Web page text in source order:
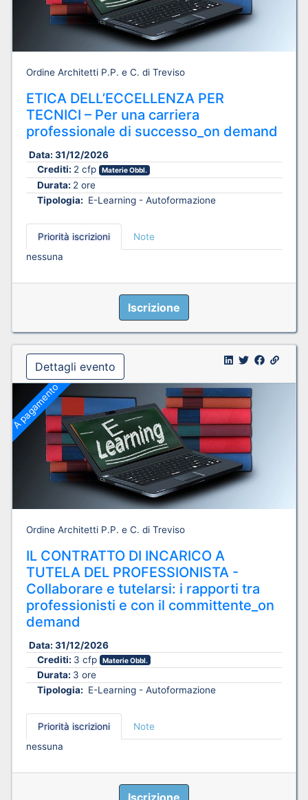
Ordine Architetti P.P. e C. di Treviso
ETICA DELL’ECCELLENZA PER
TECNICI – Per una carriera
professionale di successo_on demand
Data: 31/12/2026
Crediti: 2 cfp Materie Obbl.
Durata: 2 ore
Tipologia: E-Learning - Autoformazione
Priorità iscrizioni
Note
nessuna
Iscrizione
Dettagli evento
A pagamento
Ordine Architetti P.P. e C. di Treviso
IL CONTRATTO DI INCARICO A
TUTELA DEL PROFESSIONISTA -
Collaborare e tutelarsi: i rapporti tra
professionisti e con il committente_on
demand
Data: 31/12/2026
Crediti: 3 cfp Materie Obbl.
Durata: 3 ore
Tipologia: E-Learning - Autoformazione
Priorità iscrizioni
Note
nessuna